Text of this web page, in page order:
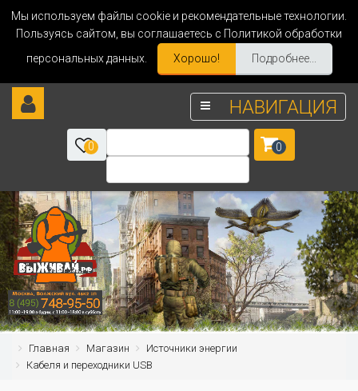
Мы используем файлы cookie и рекомендательные технологии.
Пользуясь сайтом, вы соглашаетесь с Политикой обработки
персональных данных.
Хорошо! Подробнее...
НАВИГАЦИЯ
0 0
Главная Магазин
Источники энергии
Кабеля и переходники USB